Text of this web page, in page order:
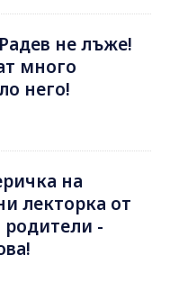
не лъже!
много
него!
на
лекторка от
-